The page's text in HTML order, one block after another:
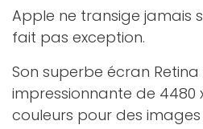
Apple ne transige jamais
fait pas exception.
Son superbe écran
impressionnante de 4480
couleurs pour des